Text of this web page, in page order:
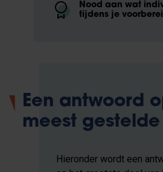
Nood aan wat
tijdens je
Een antwoord
meest
Hieronder wordt een